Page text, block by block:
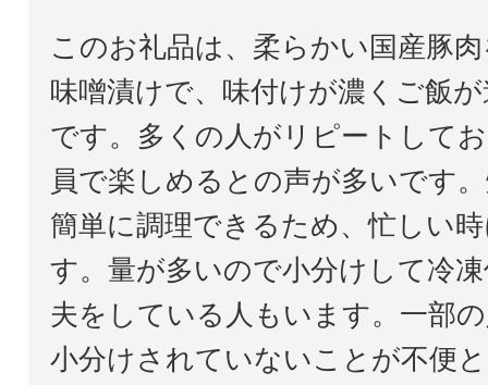
このお礼品は、柔らかい国産豚
味噌漬けで、味付けが濃くご飯
です。多くの人がリピートして
員で楽しめるとの声が多いです
簡単に調理できるため、忙しい
す。量が多いので小分けして冷
夫をしている人もいます。一部
小分けされていないことが不便